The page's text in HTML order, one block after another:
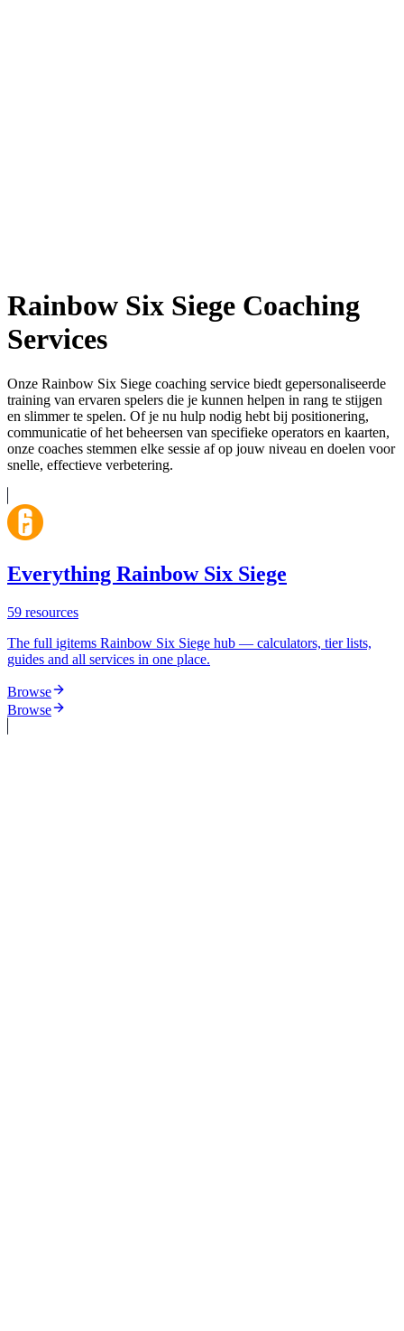
Rainbow Six Siege Coaching
Services
Onze Rainbow Six Siege coaching service biedt gepersonaliseerde
training van ervaren spelers die je kunnen helpen in rang te stijgen
en slimmer te spelen. Of je nu hulp nodig hebt bij positionering,
communicatie of het beheersen van specifieke operators en kaarten,
onze coaches stemmen elke sessie af op jouw niveau en doelen voor
snelle, effectieve verbetering.
Everything Rainbow Six Siege
59 resources
The full igitems Rainbow Six Siege hub — calculators, tier lists,
guides and all services in one place.
Browse
Browse